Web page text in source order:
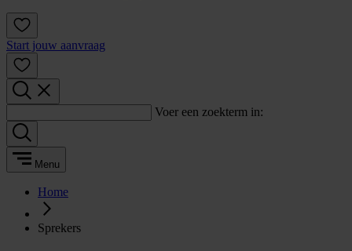
Start jouw aanvraag
Voer een zoekterm in:
Menu
Home
Sprekers